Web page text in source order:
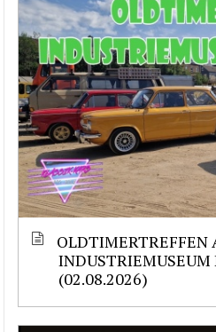
OLDTIMERTREFFEN
INDUSTRIEMUSEUM
(02.08.2026)